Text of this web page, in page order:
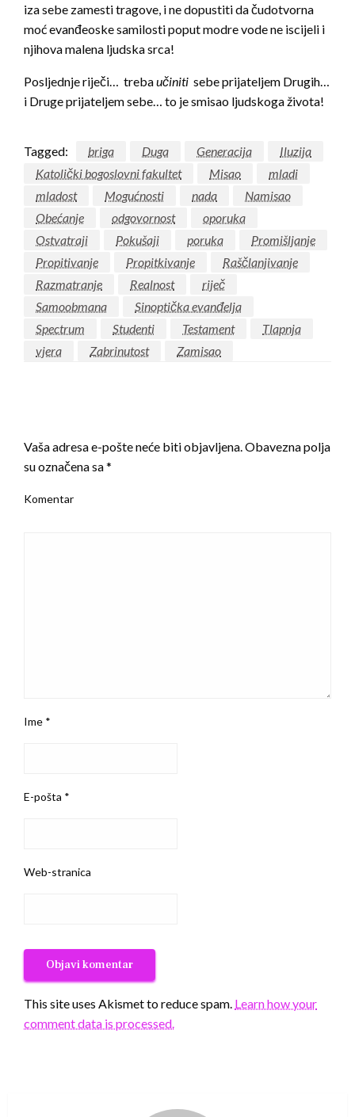
iza sebe zamesti tragove, i ne dopustiti da čudotvorna
moć evanđeoske samilosti poput modre vode ne iscijeli i
njihova malena ljudska srca!
Posljednje riječi… trebaučiniti sebe prijateljem Drugih…
i Druge prijateljem sebe… to je smisao ljudskoga života!
Tagged: briga Duga Generacija
Iluzija
Katolički bogoslovni fakultet
Misao
mladi
mladost
Mogućnosti nada
Namisao
Obećanje
odgovornost
oporuka
Ostvatraji
Pokušaji poruka
Promišljanje
Propitivanje
Propitkivanje
Raščlanjivanje
Razmatranje
Realnost
riječ
Samoobmana
Sinoptička evanđelja
Spectrum
Studenti Testament
Tlapnja
vjera
Zabrinutost Zamisao
Vaša adresa e-pošte neće biti objavljena. Obavezna polja
su označena sa*
Komentar
Ime *
E-pošta *
Web-stranica
This site uses Akismet to reduce spam. Learn how your
comment data is processed.